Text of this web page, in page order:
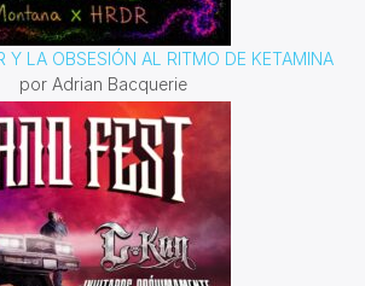
Y LA OBSESIÓN AL RITMO DE KETAMINA
por Adrian Bacquerie